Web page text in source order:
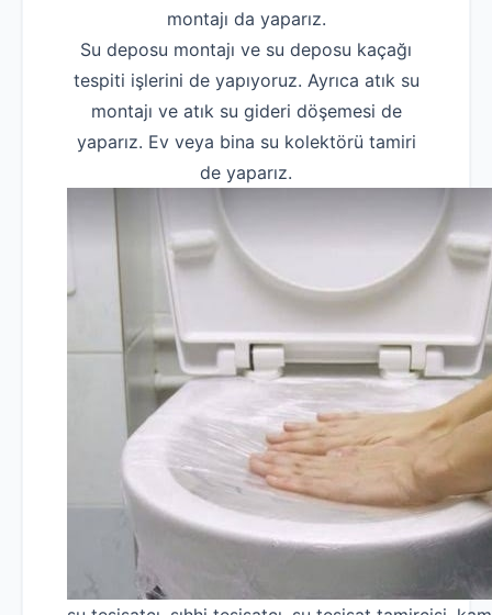
montajı da yaparız.
Su deposu montajı ve su deposu kaçağı
tespiti işlerini de yapıyoruz. Ayrıca atık su
montajı ve atık su gideri döşemesi de
yaparız. Ev veya bina su kolektörü tamiri
de yaparız.